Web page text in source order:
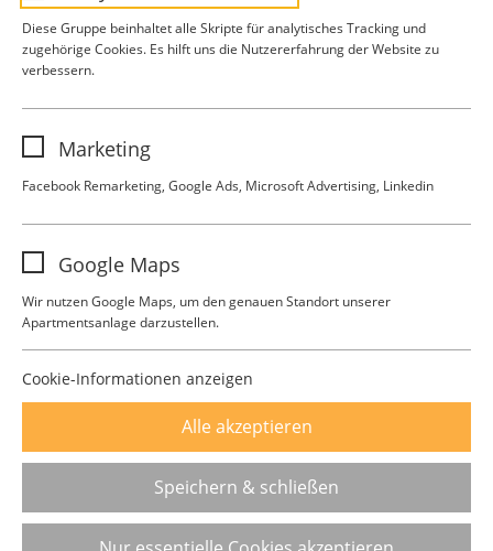
Campus Living Darmstadt
Haardtring 15
64295 Darmstadt
Kontakt Impressum Datenschutz
Diese Gruppe beinhaltet alle Skripte für analytisches Tracking und
zugehörige Cookies. Es hilft uns die Nutzererfahrung der Website zu
verbessern.
Google Analytics
Zweck
Diese Gruppe beinhaltet alle Skripte für
Cookies. Es hilft uns die Nutzererfahrung
Marketing
Facebook Remarketing, Google Ads, Microsoft Advertising, Linkedin
Anbieter Facebook
Laufzeit 1 Jahr
Zweck Facebook Pixel Remarketing
Google Maps
Wir nutzen Google Maps, um den genauen Standort unserer
Apartmentsanlage darzustellen.
Cookie-Informationen anzeigen
Speichern & schließen
Alle akzeptieren